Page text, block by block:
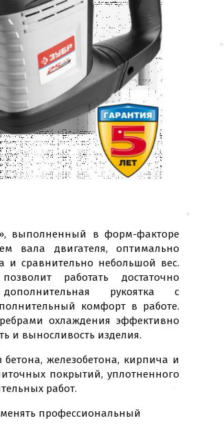
выполненный в форм-факторе
вала двигателя, оптимально
и сравнительно небольшой вес.
работать достаточно
рукоятка с
комфорт в работе.
охлаждения эффективно
и выносливость изделия.
железобетона, кирпича и
покрытий, уплотненного
работ.
менять профессиональный